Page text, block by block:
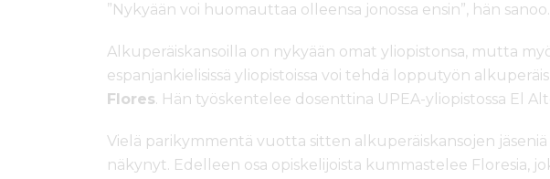
”Nykyään voi huomauttaa olleensa jonossa ensin”, hän sanoo.
Alkuperäiskansoilla on nykyään omat yliopistonsa, mutta
espanjankielisissä yliopistoissa voi tehdä lopputyön
Flores. Hän työskentelee dosenttina UPEA-yliopistossa El
Vielä parikymmentä vuotta sitten alkuperäiskansojen jäseniä
näkynyt. Edelleen osa opiskelijoista kummastelee Floresia,